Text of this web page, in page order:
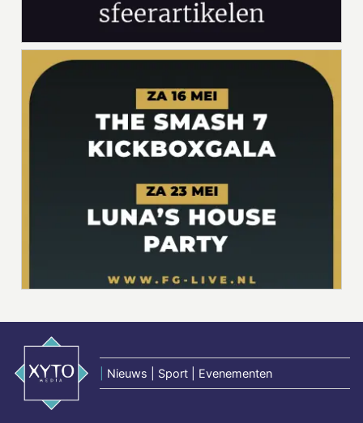
Nieuws | Sport | Evenementen